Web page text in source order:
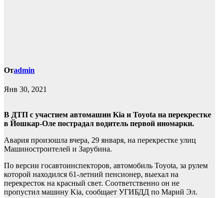
Отadmin
Янв 30, 2021
В ДТП с участием автомашин Kia и Toyota на перекрестке
в Йошкар-Оле пострадал водитель первой иномарки.
Авария произошла вчера, 29 января, на перекрестке улиц
Машиностроителей и Зарубина.
По версии госавтоинспекторов, автомобиль Toyota, за рулем
которой находился 61-летний пенсионер, выехал на
перекресток на красный свет. Соответственно он не
пропустил машину Kia, сообщает УГИБДД по Марий Эл.